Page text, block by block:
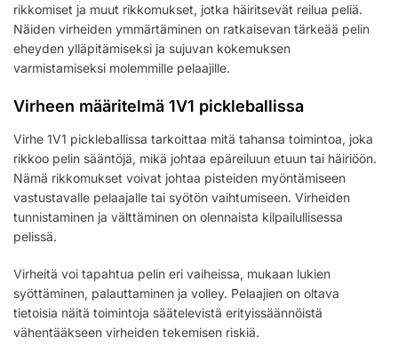
rikkomiset ja muut rikkomukset, jotka häiritsevät reilua peliä.
Näiden virheiden ymmärtäminen on ratkaisevan tärkeää pelin
eheyden ylläpitämiseksi ja sujuvan kokemuksen
varmistamiseksi molemmille pelaajille.
Virheen määritelmä 1V1 pickleballissa
Virhe 1V1 pickleballissa tarkoittaa mitä tahansa toimintoa, joka
rikkoo pelin sääntöjä, mikä johtaa epäreiluun etuun tai häiriöön.
Nämä rikkomukset voivat johtaa pisteiden myöntämiseen
vastustavalle pelaajalle tai syötön vaihtumiseen. Virheiden
tunnistaminen ja välttäminen on olennaista kilpailullisessa
pelissä.
Virheitä voi tapahtua pelin eri vaiheissa, mukaan lukien
syöttäminen, palauttaminen ja volley. Pelaajien on oltava
tietoisia näitä toimintoja säätelevistä erityissäännöistä
vähentääkseen virheiden tekemisen riskiä.